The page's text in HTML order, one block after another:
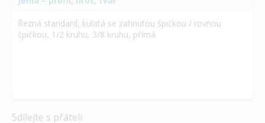
Řezná standard, kulatá se zahnutou špičkou / rovnou
špičkou, 1/2 kruhu, 3/8 kruhu, přímá
Sdílejte s přáteli